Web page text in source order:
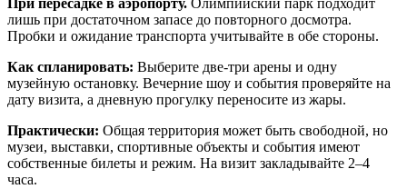
При пересадке в аэропорту. Олимпийский парк подходит
лишь при достаточном запасе до повторного досмотра.
Пробки и ожидание транспорта учитывайте в обе стороны.
Как спланировать: Выберите две-три арены и одну
музейную остановку. Вечерние шоу и события проверяйте на
дату визита, а дневную прогулку переносите из жары.
Практически: Общая территория может быть свободной, но
музеи, выставки, спортивные объекты и события имеют
собственные билеты и режим. На визит закладывайте 2–4
часа.